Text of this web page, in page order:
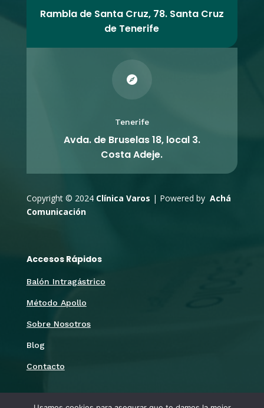
Rambla de Santa Cruz, 78. Santa Cruz
de Tenerife

Tenerife
Avda. de Bruselas 18, local 3.
Costa Adeje.
Copyright © 2024 Clínica Varos | Powered by Achá
Comunicación
Accesos Rápidos
Balón Intragástrico
Método Apollo
Sobre Nosotros
Blog
Contacto